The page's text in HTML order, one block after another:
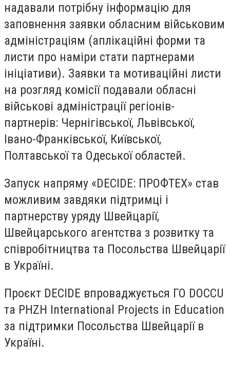
надавали потрібну інформацію для
заповнення заявки обласним військовим
адміністраціям (аплікаційні форми та
листи про наміри стати партнерами
ініціативи). Заявки та мотиваційні листи
на розгляд комісії подавали обласні
військові адміністрації регіонів-
партнерів: Чернігівської, Львівської,
Івано-Франківської, Київської,
Полтавської та Одеської областей.
Запуск напряму «DECIDE: ПРОФТЕХ» став
можливим завдяки підтримці і
партнерству уряду Швейцарії,
Швейцарського агентства з розвитку та
співробітництва та Посольства Швейцарії
в Україні.
Проєкт DECIDE впроваджується ГО DOCCU
та PHZH International Projects in Education
за підтримки Посольства Швейцарії в
Україні.